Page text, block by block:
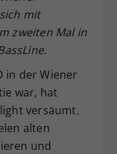
mit
zweiten Mal in
in der Wiener
war, hat
versäumt.
alten
und
Ihre Consent-
anderem eine
für die
falls der
eingestellt